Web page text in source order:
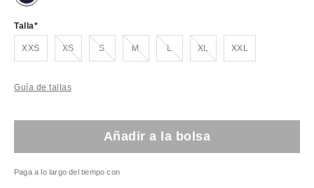
Talla
XXS XS¡Agotado!
S¡Agotado!
M¡Agotado!
L¡Agotado!
XL¡Agotado!
XXL
Guía de tallas
Añadir a la bolsa
Paga a lo largo del tiempo con